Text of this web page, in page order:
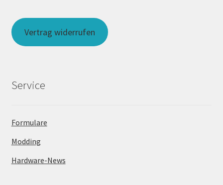
Vertrag widerrufen
Service
Formulare
Modding
Hardware-News